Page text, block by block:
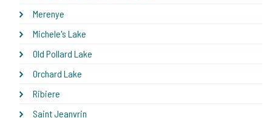
Merenye
Michele's Lake
Old Pollard Lake
Orchard Lake
Ribiere
Saint Jeanvrin